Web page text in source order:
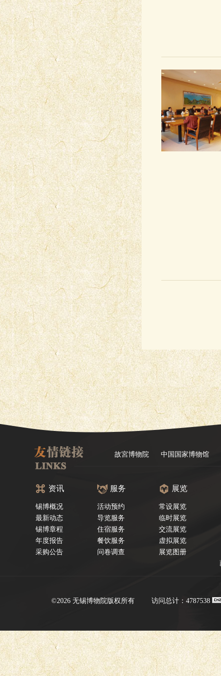
故宮博物院 中国国家博物馆
资讯
锡博概况
最新动态
锡博章程
年度报告
采购公告
服务
活动预约
导览服务
住宿服务
餐饮服务
问卷调查
展览
常设展览
临时展览
交流展览
虚拟展览
展览图册
©2026 无锡博物院版权所有 访问总计：4787538